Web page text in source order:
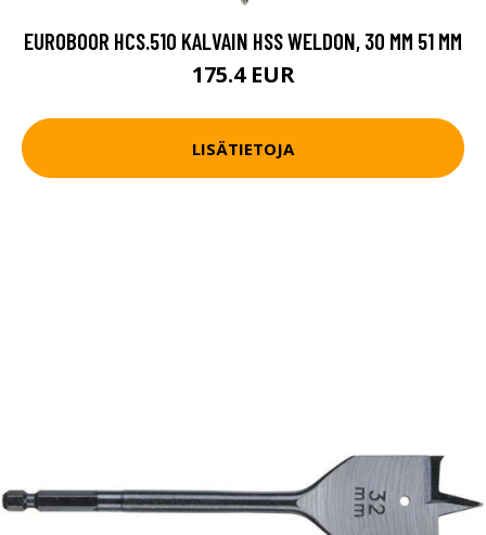
EUROBOOR HCS.510 KALVAIN HSS WELDON, 30 MM 51 MM
175.4 EUR
LISÄTIETOJA